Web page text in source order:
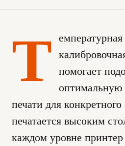
Т помогает
оптимальную
печати для
печатается высоким
каждом уровне